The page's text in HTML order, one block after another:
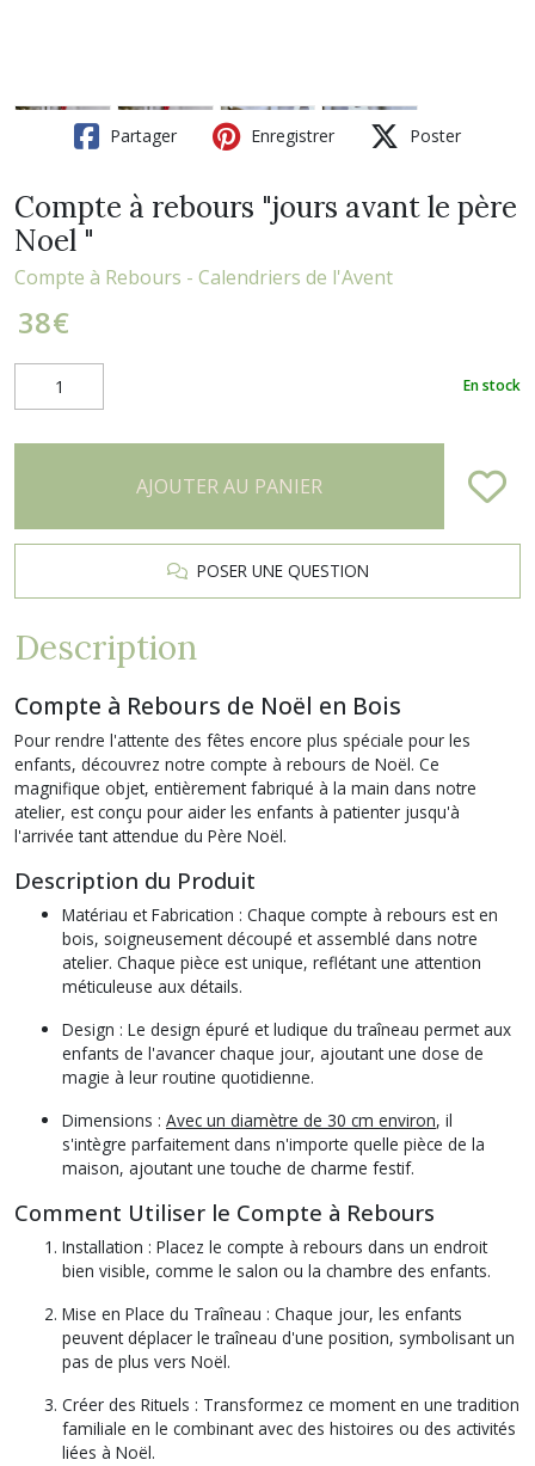
Partager Enregistrer Poster
Compte à rebours "jours avant le père
Noel "
Compte à Rebours - Calendriers de l'Avent
38€
En stock
AJOUTER AU PANIER
POSER UNE QUESTION
Description
Compte à Rebours de Noël en Bois
Pour rendre l'attente des fêtes encore plus spéciale pour les
enfants, découvrez notre compte à rebours de Noël. Ce
magnifique objet, entièrement fabriqué à la main dans notre
atelier, est conçu pour aider les enfants à patienter jusqu'à
l'arrivée tant attendue du Père Noël.
Description du Produit
Matériau et Fabrication : Chaque compte à rebours est en
bois, soigneusement découpé et assemblé dans notre
atelier. Chaque pièce est unique, reflétant une attention
méticuleuse aux détails.
Design : Le design épuré et ludique du traîneau permet aux
enfants de l'avancer chaque jour, ajoutant une dose de
magie à leur routine quotidienne.
Dimensions : Avec un diamètre de 30 cm environ, il
s'intègre parfaitement dans n'importe quelle pièce de la
maison, ajoutant une touche de charme festif.
Comment Utiliser le Compte à Rebours
Installation : Placez le compte à rebours dans un endroit
bien visible, comme le salon ou la chambre des enfants.
Mise en Place du Traîneau : Chaque jour, les enfants
peuvent déplacer le traîneau d'une position, symbolisant un
pas de plus vers Noël.
Créer des Rituels : Transformez ce moment en une tradition
familiale en le combinant avec des histoires ou des activités
liées à Noël.